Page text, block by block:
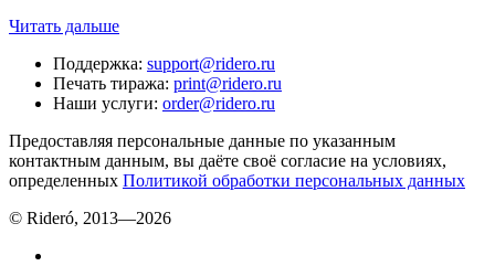
Читать дальше
Поддержка: support@ridero.ru
Печать тиража: print@ridero.ru
Наши услуги: order@ridero.ru
Предоставляя персональные данные по указанным
контактным данным, вы даёте своё согласие на условиях,
определенных Политикой обработки персональных данных
© Rideró, 2013—2026